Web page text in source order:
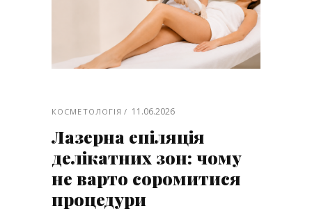
КОСМЕТОЛОГІЯ 11.06.2026
Лазерна епіляція
делікатних зон: чому
не варто соромитися
процедури